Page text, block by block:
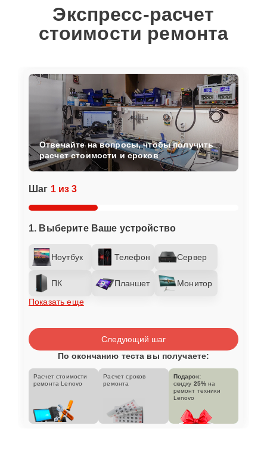
Экспресс-расчет
стоимости ремонта
Шаг 1 из 3
1. Выберите Ваше устройство
Ноутбук Телефон Сервер
ПК Планшет
Монитор
Показать еще
Отвечайте на вопросы, чтобы получить
расчет стоимости и сроков
Следующий шаг
По окончанию теста вы получаете:
Расчет стоимости
ремонта Lenovo
Расчет сроков
ремонта
Подарок:
скидку 25% на
ремонт техники
Lenovo